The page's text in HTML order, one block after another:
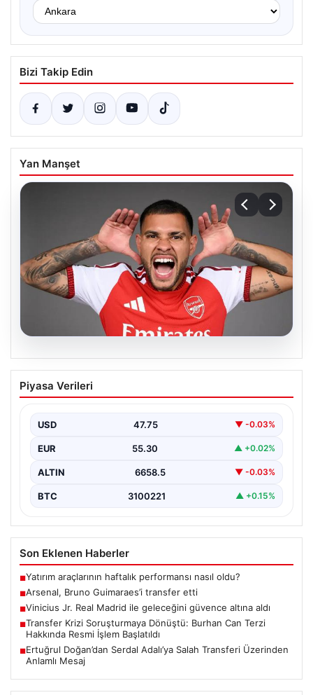
Bizi Takip Edin
Yan Manşet
Arsenal, Bruno Guimaraes’i transfer etti
Piyasa Verileri
USD 47.75 ▼ -0.03%
EUR 55.30 ▲ +0.02%
ALTIN 6658.5 ▼ -0.03%
BTC 3100221 ▲ +0.15%
Son Eklenen Haberler
■Yatırım araçlarının haftalık performansı nasıl oldu?
■Arsenal, Bruno Guimaraes’i transfer etti
■Vinicius Jr. Real Madrid ile geleceğini güvence altına aldı
■Transfer Krizi Soruşturmaya Dönüştü: Burhan Can Terzi
Hakkında Resmi İşlem Başlatıldı
■Ertuğrul Doğan’dan Serdal Adalı’ya Salah Transferi Üzerinden
Anlamlı Mesaj